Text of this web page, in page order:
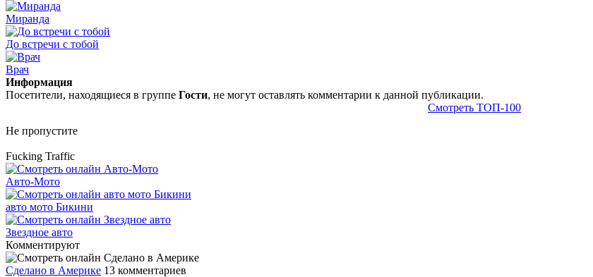
Миранда
До встречи с тобой
Врач
Информация
Посетители, находящиеся в группе Гости, не могут оставлять комментарии к данной публикации.
Смотреть ТОП-100
Не пропустите
Fucking Traffic
Авто-Мото
авто мото Бикини
Звездное авто
Комментируют
Сделано в Америке 13 комментариев